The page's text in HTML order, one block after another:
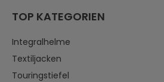
TOP KATEGORIEN
Integralhelme
Textiljacken
Touringstiefel